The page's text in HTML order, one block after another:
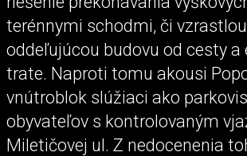
terénnymi schodmi, či
oddeľujúcou budovu od cesty a
trate. Naproti tomu akousi
vnútroblok slúžiaci ako
obyvateľov s kontrolovaným
Miletičovej ul. Z nedocenenia